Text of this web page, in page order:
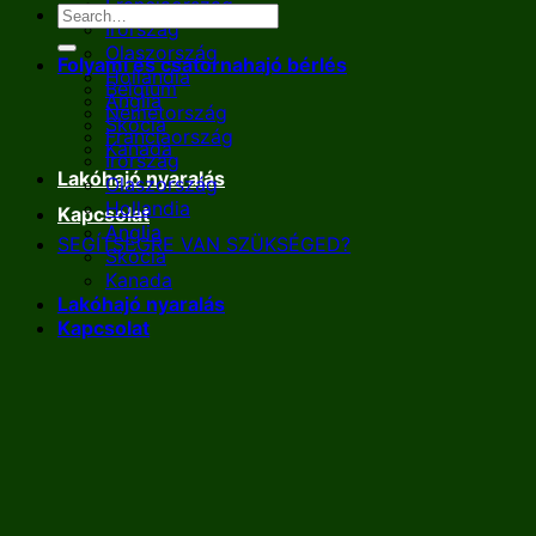
Franciaország
Írország
Olaszország
Hollandia
Anglia
Skócia
Kanada
Lakóhajó nyaralás
Kapcsolat
SEGÍTSÉGRE VAN SZÜKSÉGED?
Folyami és csatornahajó bérlés
Belgium
Németország
Franciaország
Írország
Olaszország
Hollandia
Anglia
Skócia
Kanada
Lakóhajó nyaralás
Kapcsolat